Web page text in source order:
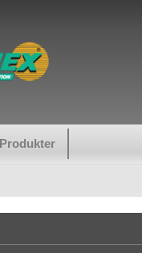
Produkter